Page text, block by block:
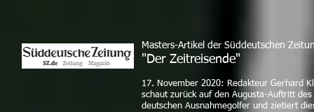
Masters-Artikel der Süddeutschen
"Der Zeitreisende"
17. November 2020: Redakteur Gerhard
schaut zurück auf den Augusta-Auftritt des
deutschen Ausnahmegolfer und zietiert